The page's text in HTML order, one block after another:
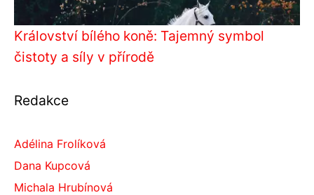
Království bílého koně: Tajemný symbol
čistoty a síly v přírodě
Redakce
Adélina Frolíková
Dana Kupcová
Michala Hrubínová